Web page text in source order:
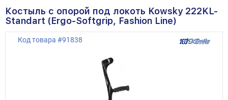
Костыль с опорой под локоть Kowsky 222KL-
Standart (Ergo-Softgrip, Fashion Line)
Код товара #91838